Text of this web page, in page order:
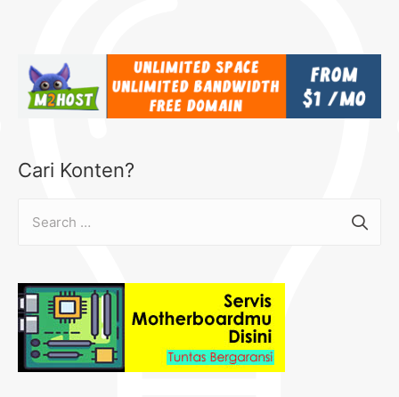
Cari Konten?